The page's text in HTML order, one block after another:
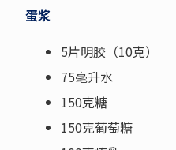
蛋浆
5片明胶（10克）
75毫升水
150克糖
150克葡萄糖